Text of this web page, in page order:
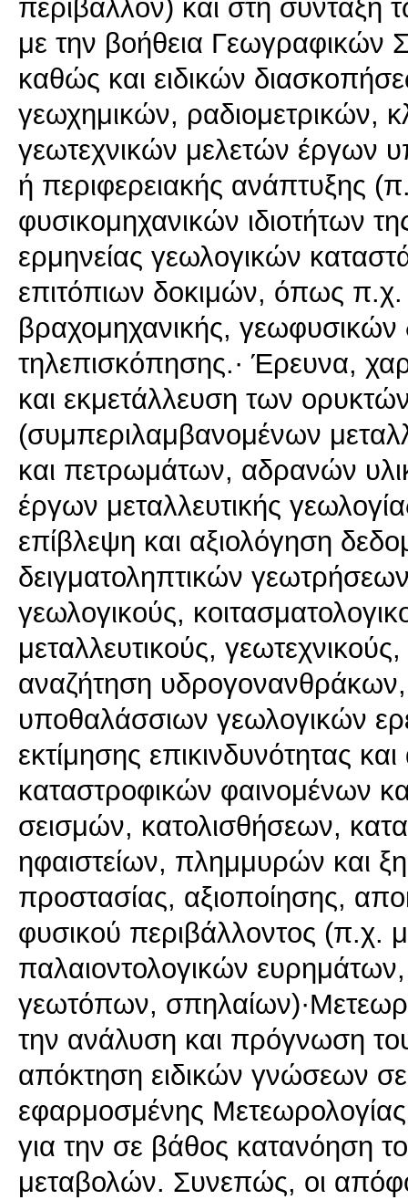
περιβάλλον) και στη σύνταξη
με την βοήθεια
καθώς και ειδικών
γεωχημικών, ραδιομετρικών,
γεωτεχνικών μελετών έργων
ή περιφερειακής ανάπτυξης
φυσικομηχανικών ιδιοτήτων
ερμηνείας γεωλογικών
επιτόπιων δοκιμών, όπως π.χ.
βραχομηχανικής,
τηλεπισκόπησης.· Έρευνα,
και εκμετάλλευση των
(συμπεριλαμβανομένων
και πετρωμάτων, αδρανών
έργων μεταλλευτικής
επίβλεψη και αξιολόγηση
δειγματοληπτικών
γεωλογικούς,
μεταλλευτικούς,
αναζήτηση
υποθαλάσσιων γεωλογικών
εκτίμησης επικινδυνότητας
καταστροφικών φαινομένων
σεισμών, κατολισθήσεων,
ηφαιστείων, πλημμυρών και
προστασίας, αξιοποίησης,
φυσικού περιβάλλοντος (π.χ.
παλαιοντολογικών
γεωτόπων,
την ανάλυση και πρόγνωση
απόκτηση ειδικών γνώσεων
εφαρμοσμένης
για την σε βάθος κατανόηση
μεταβολών. Συνεπώς, οι